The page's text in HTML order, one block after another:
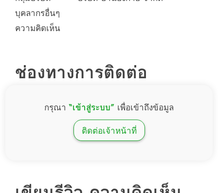
บุคลากรอื่นๆ
ความคิดเห็น
ช่องทางการติดต่อ
กรุณา“เข้าสู่ระบบ” เพื่อเข้าถึงข้อมูล
ติดต่อเจ้าหน้าที่